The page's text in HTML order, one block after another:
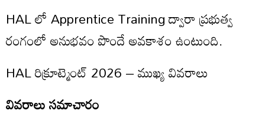
HAL లో Apprentice Training ద్వారా ప్రభుత్వ
రంగంలో అనుభవం పొందే అవకాశం ఉంటుంది.
HAL రిక్రూట్మెంట్ 2026 – ముఖ్య వివరాలు
వివరాలు సమాచారం